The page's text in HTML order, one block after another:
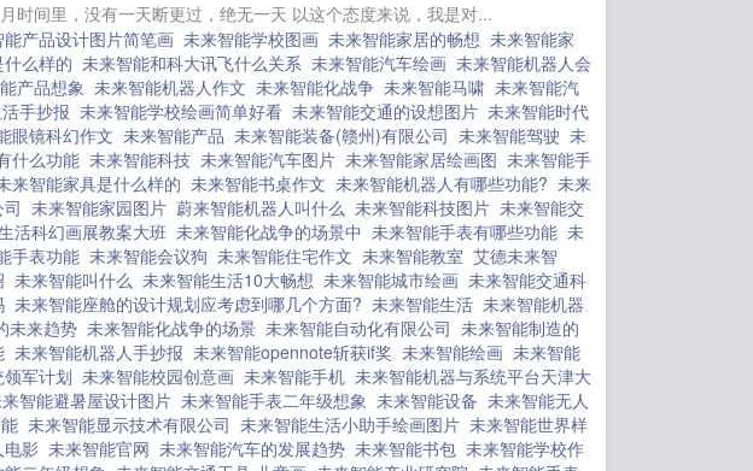
时间里，没有一天断更过，绝无一天 以这个态度来说，我是对...
产品设计图片简笔画 未来智能学校图画 未来智能家居的畅想 未来智能家
么样的 未来智能和科大讯飞什么关系 未来智能汽车绘画 未来智能机器人会
产品想象 未来智能机器人作文 未来智能化战争 未来智能马啸 未来智能汽
手抄报 未来智能学校绘画简单好看 未来智能交通的设想图片 未来智能时代
眼镜科幻作文 未来智能产品 未来智能装备(赣州)有限公司 未来智能驾驶 未
什么功能 未来智能科技 未来智能汽车图片 未来智能家居绘画图 未来智能手
来智能家具是什么样的 未来智能书桌作文 未来智能机器人有哪些功能? 未来
未来智能家园图片 蔚来智能机器人叫什么 未来智能科技图片 未来智能交
活科幻画展教案大班 未来智能化战争的场景中 未来智能手表有哪些功能 未
手表功能 未来智能会议狗 未来智能住宅作文 未来智能教室 艾德未来智
未来智能叫什么 未来智能生活10大畅想 未来智能城市绘画 未来智能交通科
未来智能座舱的设计规划应考虑到哪几个方面? 未来智能生活 未来智能机器
未来趋势 未来智能化战争的场景 未来智能自动化有限公司 未来智能制造的
未来智能机器人手抄报 未来智能opennote斩获if奖 未来智能绘画 未来智能
军计划 未来智能校园创意画 未来智能手机 未来智能机器与系统平台天津大
智能避暑屋设计图片 未来智能手表二年级想象 未来智能设备 未来智能无人
未来智能显示技术有限公司 未来智能生活小助手绘画图片 未来智能世界样
电影 未来智能官网 未来智能汽车的发展趋势 未来智能书包 未来智能学校作